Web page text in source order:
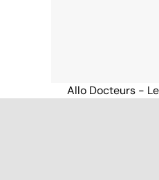
Allo Docteurs -